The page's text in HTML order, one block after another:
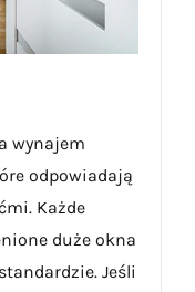
wynajem
odpowiadają
Każde
duże okna
Jeśli